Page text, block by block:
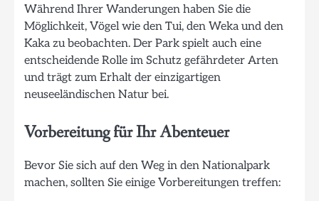
Während Ihrer Wanderungen haben Sie die
Möglichkeit, Vögel wie den Tui, den Weka und den
Kaka zu beobachten. Der Park spielt auch eine
entscheidende Rolle im Schutz gefährdeter Arten
und trägt zum Erhalt der einzigartigen
neuseeländischen Natur bei.
Vorbereitung für Ihr Abenteuer
Bevor Sie sich auf den Weg in den Nationalpark
machen, sollten Sie einige Vorbereitungen treffen: